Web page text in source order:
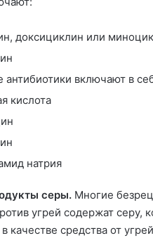
доксициклин или
антибиотики включают в
кислота
натрия
серы. Многие
угрей содержат серу,
качестве средства от